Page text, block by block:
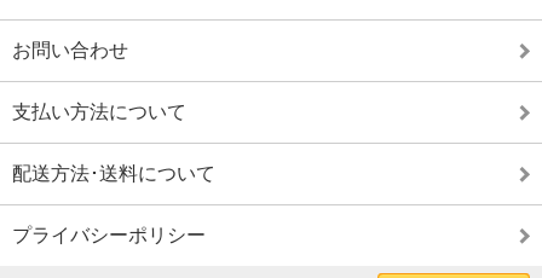
お問い合わせ
支払い方法について
配送方法･送料について
プライバシーポリシー